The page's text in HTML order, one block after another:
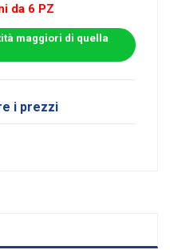
da 6 PZ
maggiori di quella
i prezzi